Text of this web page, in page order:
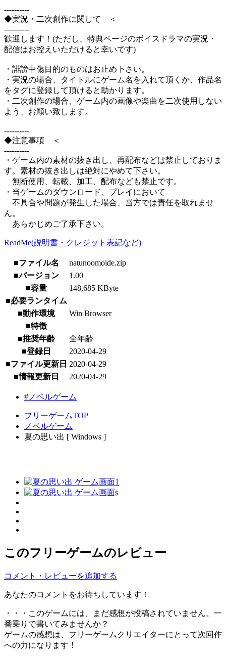
----------
◆実況・二次創作に関して ＜
----------
歓迎します！(ただし、特典ページのボイスドラマの実況・
配信はお控えいただけると幸いです)
・誹謗中傷目的のものはお止め下さい。
・実況の場合、タイトルにゲーム名を入れて頂くか、作品名
をタグに登録して頂けると助かります。
・二次創作の場合、ゲーム内の画像や楽曲を二次使用しない
よう、お願い致します。
----------
◆注意事項 ＜
----------
・ゲーム内の素材の抜き出し、再配布などは禁止しておりま
す。素材の抜き出しは絶対にやめて下さい。
無断使用、転載、加工、配布なども禁止です。
・当ゲームのダウンロード、プレイにおいて
不具合や問題が発生した場合、当方では責任を取れませ
ん。
あらかじめご了承下さい。
ReadMe(説明書・クレジット表記など)
■ファイル名
natunoomoide.zip
■バージョン
1.00
■容量
148,685 KByte
■必要ランタイム
■動作環境
Win Browser
■特徴
■推奨年齢
全年齢
■登録日
2020-04-29
■ファイル更新日 2020-04-29
■情報更新日
2020-04-29
#ノベルゲーム
フリーゲームTOP
ノベルゲーム
夏の思い出 [ Windows ]
このフリーゲームのレビュー
コメント・レビューを追加する
あなたのコメントをお待ちしています！
・・・このゲームには、まだ感想が投稿されていません。一
番乗りで書いてみませんか？
ゲームの感想は、フリーゲームクリエイターにとって次回作
への力になります！